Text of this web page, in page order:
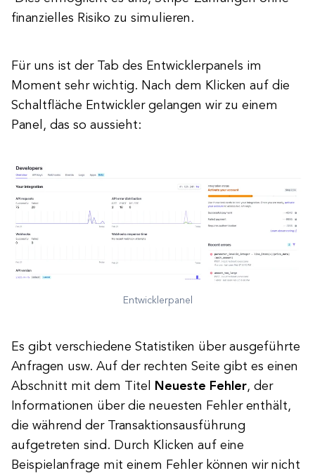
finanzielles Risiko zu simulieren.
Für uns ist der Tab des Entwicklerpanels im
Moment sehr wichtig. Nach dem Klicken auf die
Schaltfläche Entwickler gelangen wir zu einem
Panel, das so aussieht:
Entwicklerpanel
Es gibt verschiedene Statistiken über ausgeführte
Anfragen usw. Auf der rechten Seite gibt es einen
Abschnitt mit dem Titel
Neueste Fehler, der
Informationen über die neuesten Fehler enthält,
die während der Transaktionsausführung
aufgetreten sind. Durch Klicken auf eine
Beispielanfrage mit einem Fehler können wir nicht